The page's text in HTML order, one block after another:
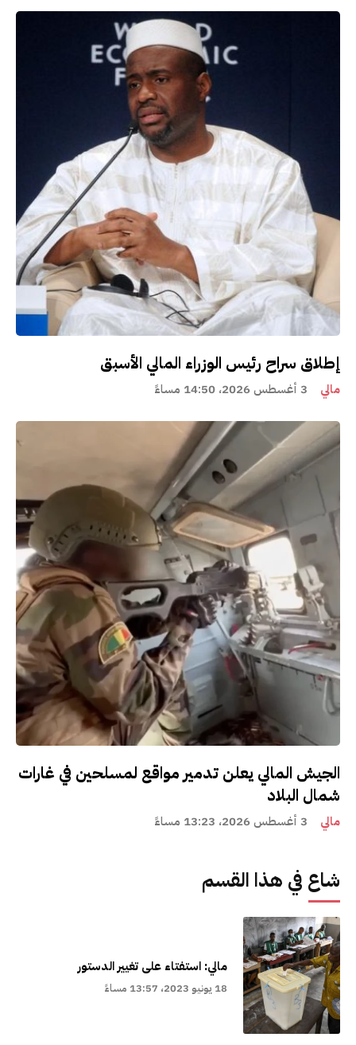
إطلاق سراح رئيس الوزراء المالي الأسبق
مالي 3 أغسطس 2026، 14:50 مساءً
الجيش المالي يعلن تدمير مواقع لمسلحين في غارات
شمال البلاد
مالي 3 أغسطس 2026، 13:23 مساءً
شاع في هذا القسم
مالي: استفتاء على تغيير الدستور
18 يونيو 2023، 13:57 مساءً